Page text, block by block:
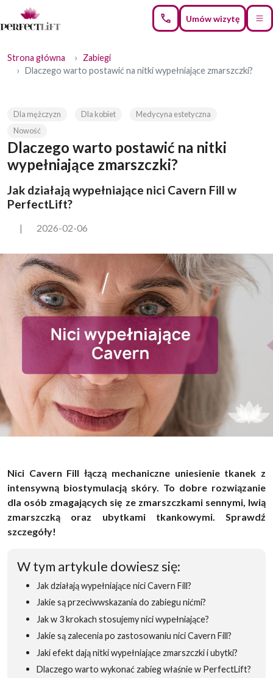
Umów wizytę
Strona główna
Zabiegi
Dlaczego warto postawić na nitki wypełniające zmarszczki?
Dla mężczyzn Dla kobiet
Medycyna estetyczna
Nowość
Dlaczego warto postawić na nitki
wypełniające zmarszczki?
Jak działają wypełniające nici Cavern Fill w
PerfectLift?
| 2026-02-06
Nici Cavern Fill łączą mechaniczne uniesienie tkanek z
intensywną biostymulacją skóry. To dobre rozwiązanie
dla osób zmagających się ze zmarszczkami sennymi, lwią
zmarszczką oraz ubytkami tkankowymi. Sprawdź
szczegóły!
W tym artykule dowiesz się:
Jak działają wypełniające nici Cavern Fill?
Jakie są przeciwwskazania do zabiegu nićmi?
Jak w 3 krokach stosujemy nici wypełniające?
Jakie są zalecenia po zastosowaniu nici Cavern Fill?
Jaki efekt dają nitki wypełniające zmarszczki i ubytki?
Dlaczego warto wykonać zabieg właśnie w PerfectLift?